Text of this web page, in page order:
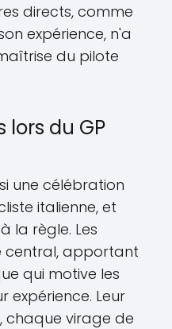
directs, comme
expérience, n'a
du pilote
lors du GP
une célébration
italienne, et
la règle. Les
central, apportant
qui motive les
expérience. Leur
chaque virage de